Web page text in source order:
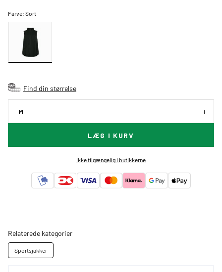
Farve:Sort
Find din størrelse
M
LÆG I KURV
Ikke tilgængelig i butikkerne
Relaterede kategorier
Sportsjakker